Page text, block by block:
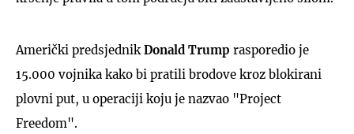
Američki predsjednik Donald Trump rasporedio je
15.000 vojnika kako bi pratili brodove kroz blokirani
plovni put, u operaciji koju je nazvao "Project
Freedom".